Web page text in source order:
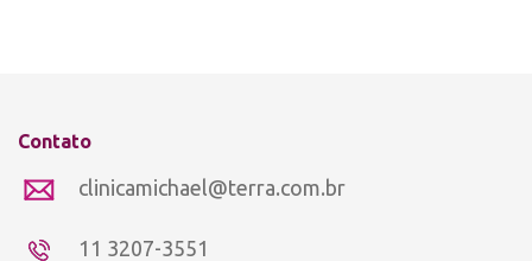
Contato
clinicamichael@terra.com.br
11 3207-3551